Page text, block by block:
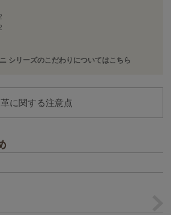
シリーズのこだわりについてはこちら
革に関する注意点